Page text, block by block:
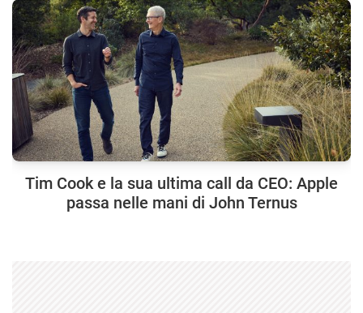
Tim Cook e la sua ultima call da CEO: Apple
passa nelle mani di John Ternus